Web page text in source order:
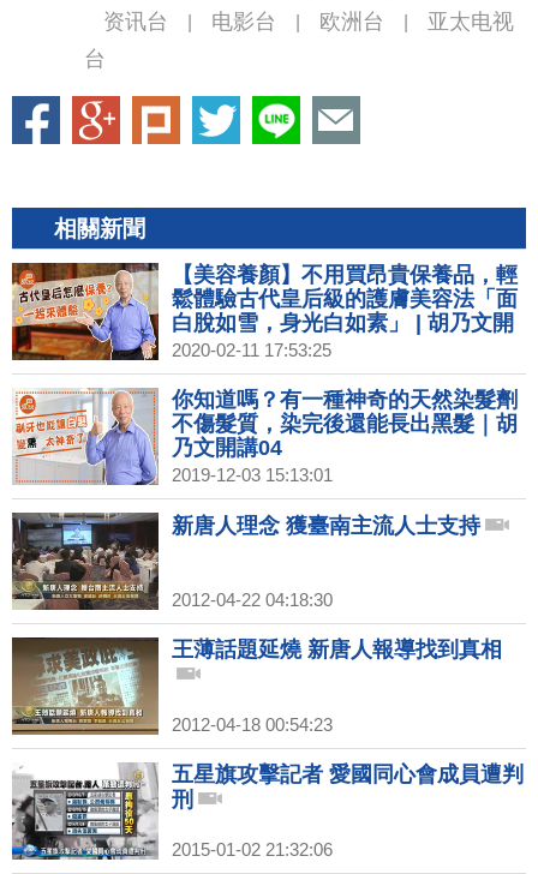
资讯台 电影台 欧洲台
亚太电视
台
相關新聞
【美容養顏】不用買昂貴保養品，輕
鬆體驗古代皇后級的護膚美容法「面
白脫如雪，身光白如素」 | 胡乃文開
講02
2020-02-11 17:53:25
你知道嗎？有一種神奇的天然染髮劑
不傷髮質，染完後還能長出黑髮｜胡
乃文開講04
2019-12-03 15:13:01
新唐人理念 獲臺南主流人士支持
2012-04-22 04:18:30
王薄話題延燒 新唐人報導找到真相
2012-04-18 00:54:23
五星旗攻擊記者 愛國同心會成員遭判
刑
2015-01-02 21:32:06